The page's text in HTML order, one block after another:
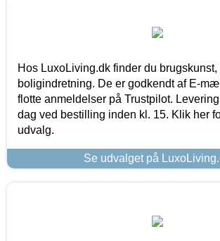
Hos LuxoLiving.dk finder du
boligindretning. De er godkendt af E-
flotte anmeldelser på Trustpilot.
dag ved bestilling inden kl. 15. Klik her
udvalg.
Se udvalget på